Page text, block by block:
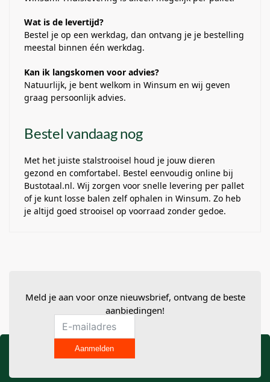
Wat is de levertijd?
Bestel je op een werkdag, dan ontvang je je bestelling
meestal binnen één werkdag.
Kan ik langskomen voor advies?
Natuurlijk, je bent welkom in Winsum en wij geven
graag persoonlijk advies.
Bestel vandaag nog
Met het juiste stalstrooisel houd je jouw dieren
gezond en comfortabel. Bestel eenvoudig online bij
Bustotaal.nl. Wij zorgen voor snelle levering per pallet
of je kunt losse balen zelf ophalen in Winsum. Zo heb
je altijd goed strooisel op voorraad zonder gedoe.
Meld je aan voor onze nieuwsbrief, ontvang de beste
aanbiedingen!
Aanmelden